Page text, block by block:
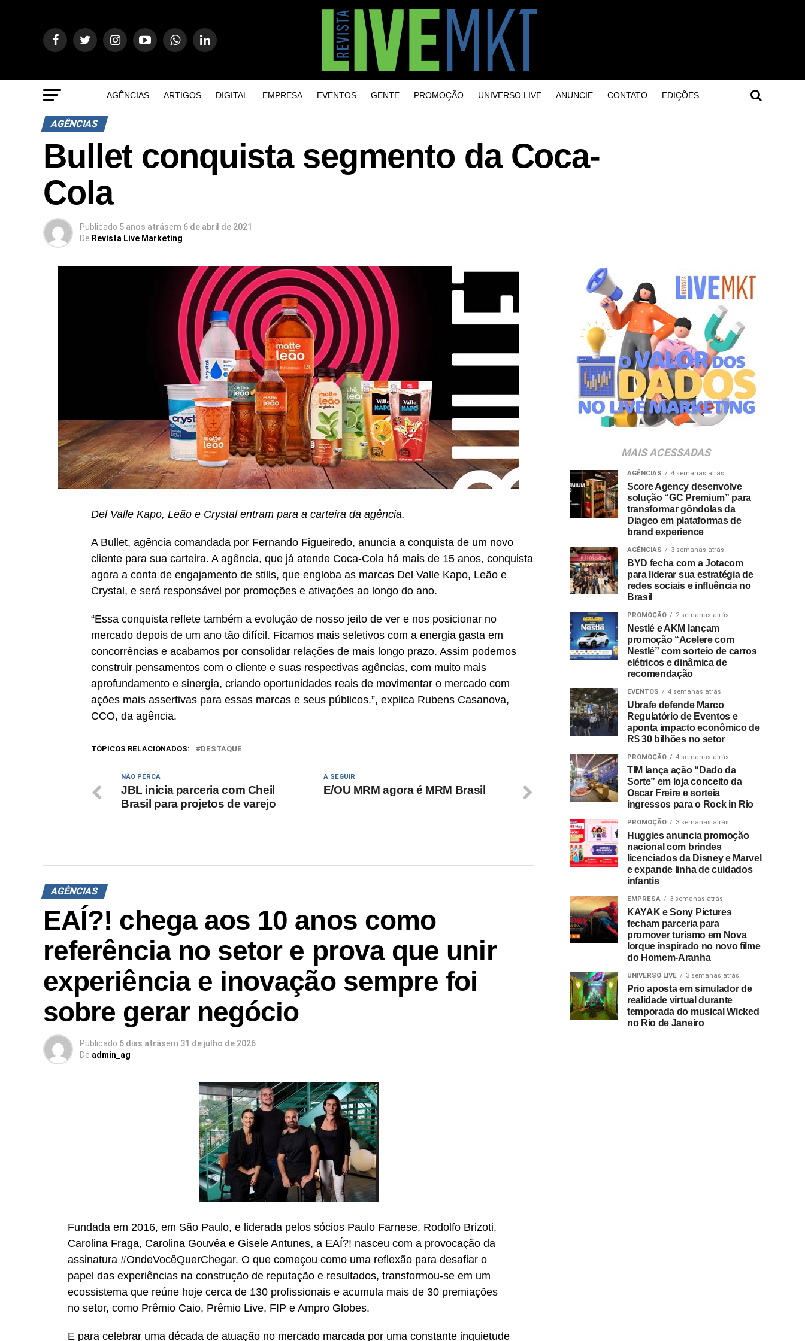
AGÊNCIAS ARTIGOS DIGITAL EMPRESA EVENTOS GENTE PROMOÇÃO UNIVERSO LIVE ANUNCIE CONTATO EDIÇÕES
AGÊNCIAS
Bullet conquista segmento da Coca-
Cola
Publicado 5 anos atrásem 6 de abril de 2021
De Revista Live Marketing
Del Valle Kapo, Leão e Crystal entram para a carteira da agência.
A Bullet, agência comandada por Fernando Figueiredo, anuncia a conquista de um novo
cliente para sua carteira. A agência, que já atende Coca-Cola há mais de 15 anos, conquista
agora a conta de engajamento de stills, que engloba as marcas Del Valle Kapo, Leão e
Crystal, e será responsável por promoções e ativações ao longo do ano.
“Essa conquista reflete também a evolução de nosso jeito de ver e nos posicionar no
mercado depois de um ano tão difícil. Ficamos mais seletivos com a energia gasta em
concorrências e acabamos por consolidar relações de mais longo prazo. Assim podemos
construir pensamentos com o cliente e suas respectivas agências, com muito mais
aprofundamento e sinergia, criando oportunidades reais de movimentar o mercado com
ações mais assertivas para essas marcas e seus públicos.”, explica Rubens Casanova,
CCO, da agência.
TÓPICOS RELACIONADOS: DESTAQUE
A SEGUIR
E/OU MRM agora é MRM Brasil
NÃO PERCA
JBL inicia parceria com Cheil
Brasil para projetos de varejo
AGÊNCIAS
EAÍ?! chega aos 10 anos como
referência no setor e prova que unir
experiência e inovação sempre foi
sobre gerar negócio
Publicado 6 dias atrásem 31 de julho de 2026
De admin_ag
Fundada em 2016, em São Paulo, e liderada pelos sócios Paulo Farnese, Rodolfo Brizoti,
Carolina Fraga, Carolina Gouvêa e Gisele Antunes, a EAÍ?! nasceu com a provocação da
assinatura #OndeVocêQuerChegar. O que começou como uma reflexão para desafiar o
papel das experiências na construção de reputação e resultados, transformou-se em um
ecossistema que reúne hoje cerca de 130 profissionais e acumula mais de 30 premiações
no setor, como Prêmio Caio, Prêmio Live, FIP e Ampro Globes.
E para celebrar uma década de atuação no mercado marcada por uma constante inquietude
MAIS ACESSADAS
AGÊNCIAS 4 semanas atrás
Score Agency desenvolve
solução “GC Premium” para
transformar gôndolas da
Diageo em plataformas de
brand experience
AGÊNCIAS 3 semanas atrás
BYD fecha com a Jotacom
para liderar sua estratégia de
redes sociais e influência no
Brasil
PROMOÇÃO 2 semanas atrás
Nestlé e AKM lançam
promoção “Acelere com
Nestlé” com sorteio de carros
elétricos e dinâmica de
recomendação
EVENTOS 4 semanas atrás
Ubrafe defende Marco
Regulatório de Eventos e
aponta impacto econômico de
R$ 30 bilhões no setor
PROMOÇÃO 4 semanas atrás
TIM lança ação “Dado da
Sorte” em loja conceito da
Oscar Freire e sorteia
ingressos para o Rock in Rio
PROMOÇÃO 3 semanas atrás
Huggies anuncia promoção
nacional com brindes
licenciados da Disney e Marvel
e expande linha de cuidados
infantis
EMPRESA 3 semanas atrás
KAYAK e Sony Pictures
fecham parceria para
promover turismo em Nova
Iorque inspirado no novo filme
do Homem-Aranha
UNIVERSO LIVE 3 semanas atrás
Prio aposta em simulador de
realidade virtual durante
temporada do musical Wicked
no Rio de Janeiro